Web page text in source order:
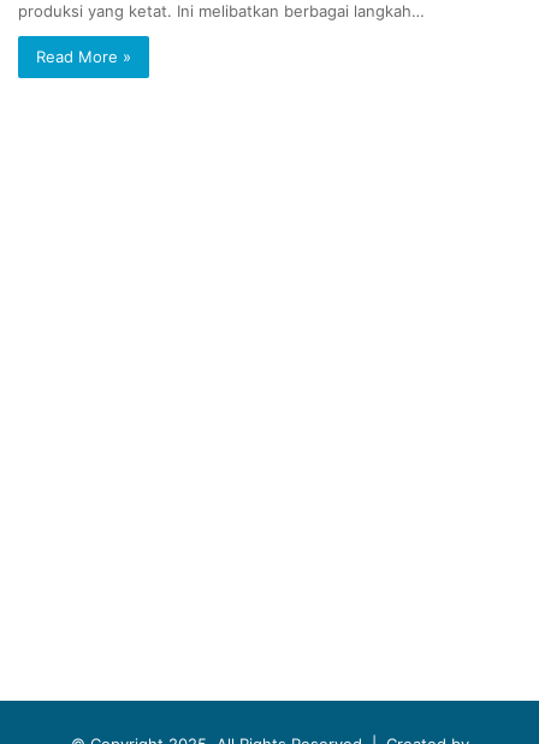
produksi yang ketat. Ini melibatkan berbagai langkah…
Read More »